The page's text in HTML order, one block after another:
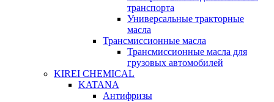
транспорта
Универсальные тракторные
масла
Трансмиссионные масла
Трансмиссионные масла для
грузовых автомобилей
KIREI CHEMICAL
KATANA
Антифризы